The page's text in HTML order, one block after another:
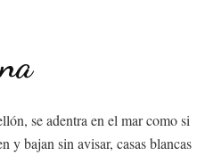
se adentra en el mar como si
y bajan sin avisar, casas blancas